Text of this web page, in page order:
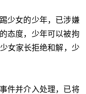
少女的少年，已涉嫌
态度，少年可以被拘
女家长拒绝和解，少
件并介入处理，已将